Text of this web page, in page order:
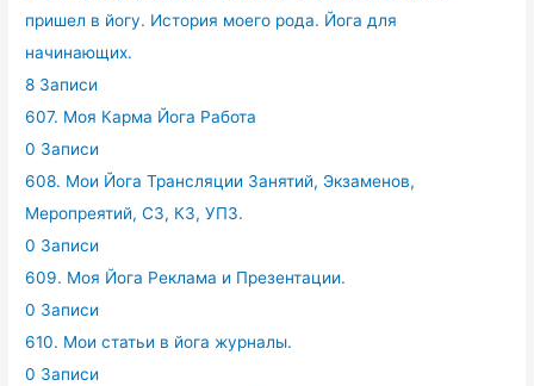
пришел в йогу. История моего рода. Йога для
начинающих.
8 Записи
607. Моя Карма Йога Работа
0 Записи
608. Мои Йога Трансляции Занятий, Экзаменов,
Меропреятий, СЗ, КЗ, УПЗ.
0 Записи
609. Моя Йога Реклама и Презентации.
0 Записи
610. Мои статьи в йога журналы.
0 Записи